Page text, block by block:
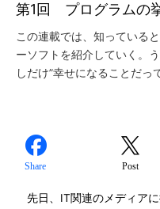
第1回 プログラムの
この連載では、知っている
ーソフトを紹介していく。
しだけ”幸せになることだっ
Share Post
先日、IT関連のメディア